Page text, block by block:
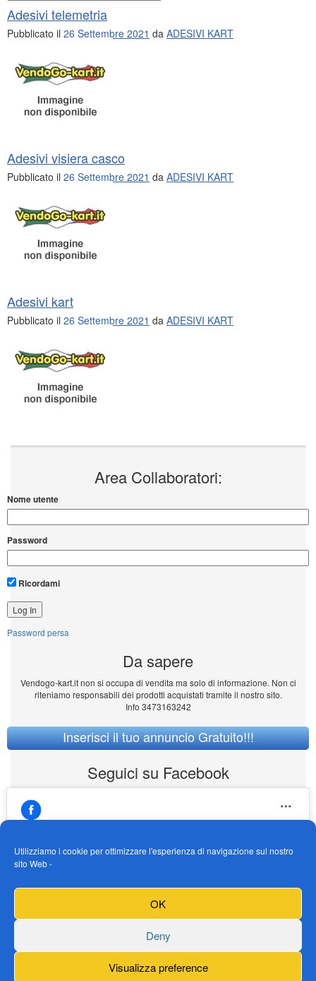
Utilizziamo i cookie per ottimizzare l'esperienza di navigazione sul nostro
sito Web -
OK
Deny
Visualizza preference
Adesivi telemetria
Pubblicato il 26 Settembre 2021 da ADESIVI KART
Adesivi visiera casco
Pubblicato il 26 Settembre 2021 da ADESIVI KART
Adesivi kart
Pubblicato il 26 Settembre 2021 da ADESIVI KART
Area Collaboratori:
Nome utente
Password
Ricordami
Password persa
Da sapere
Vendogo-kart.it non si occupa di vendita ma solo di informazione. Non ci
riteniamo responsabili dei prodotti acquistati tramite il nostro sito.
Info 3473163242
Inserisci il tuo annuncio Gratuito!!!
Seguici su Facebook
https://www.facebook.com/Vendogokartit/
Fai clic per accettare i cookie marketing e
abilitare questo contenuto